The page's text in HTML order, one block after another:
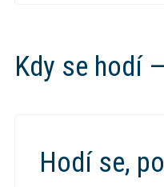
Kdy se hodí
Hodí se,